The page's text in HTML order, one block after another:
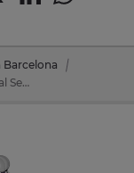
Convocatoria de 1 plaza: Oposiciones de Personal Servicios en Casetes, Les (Castellet I La Gornal) (Barcelona)